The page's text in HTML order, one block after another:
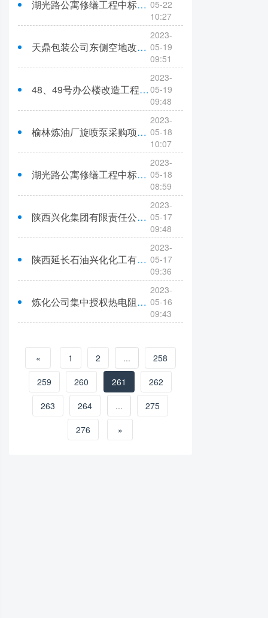
湖光路公寓修缮工程中标结果公示
05-22
10:27
天鼎包装公司东侧空地改造项目中标结果公告
2023-
05-19
09:51
48、49号办公楼改造工程中标结果公告
2023-
05-19
09:48
榆林炼油厂旋喷泵采购项目中标公告
2023-
05-18
10:07
湖光路公寓修缮工程中标候选人公示
2023-
05-18
08:59
陕西兴化集团有限责任公司氯化铵防结块剂及助沉剂采购项目中标公告
2023-
05-17
09:48
陕西延长石油兴化化工有限公司、陕西延长石油兴化新能源有限公司换热器、管束采购招标项目（一标段）中标结果公示
2023-
05-17
09:36
炼化公司集中授权热电阻（代储寄售）采购项目中标结果公示
2023-
05-16
09:43
« 1 2 ...
258
259
260 261
262
263
264 ...
275
276
»